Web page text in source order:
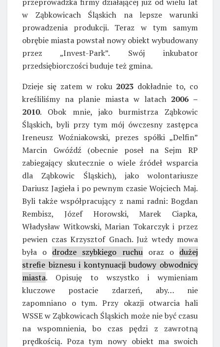
w Ząbkowicach Śląskich na lepsze warunki
prowadzenia produkcji. Teraz w tym samym
obrębie miasta powstał nowy obiekt wybudowany
przez „Invest-Park”. Swój inkubator
przedsiębiorczości buduje też gmina.
Dzieje się zatem w roku 2023 dokładnie to, co
kreśliliśmy na planie miasta w latach2006 –
2010. Obok mnie, jako burmistrza Ząbkowic
Śląskich, byli przy tym mój ówczesny zastępca
Ireneusz Woźniakowski, prezes spółki „Delfin”
Marcin Gwóźdź (obecnie poseł na Sejm RP
zabiegający skutecznie o wiele źródeł wsparcia
dla Ząbkowic Śląskich), jako wolontariusze
Dariusz Jagieła i po pewnym czasie Wojciech Maj.
Byli także współpracujący z nami radni: Bogdan
Rembisz, Józef Horowski, Marek Ciapka,
Władysław Witkowski, Marian Tokarczyk i przez
pewien czas Krzysztof Gnach. Już wtedy mowa
była o drodze szybkiego ruchuoraz o dużej
strefie biznesu i kontynuacji budowy obwodnicy
miasta. Opisuję to wszystko i wymieniam
kluczowe postacie zdarzeń, aby… nie
zapomniano o tym. Przy okazji otwarcia hali
WSSE w Ząbkowicach Śląskich może nie być czasu
na wspomnienia, bo czas pędzi z zawrotną
prędkością. Poza tym nowy obiekt ma swoich